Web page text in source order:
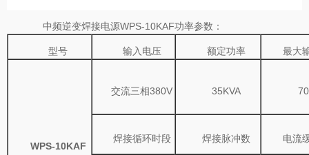
中频逆变焊接电源WPS-10KAF功率参数：
型号 输入电压 额定功率 最大
WPS-10KAF
交流三相380V 35KVA
焊接循环时段 焊接脉冲数 电流